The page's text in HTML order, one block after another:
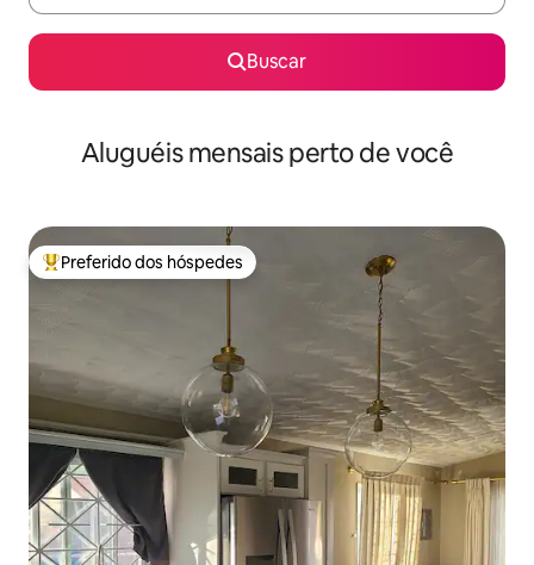
Buscar
Aluguéis mensais perto de você
Entre os melhores preferidos dos hóspedes
Preferido dos hóspedes